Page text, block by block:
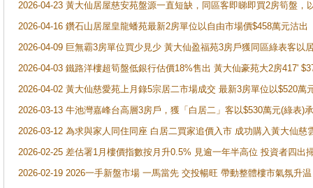
2026-04-23 黃大仙居屋慈安苑盤源一直短缺，同區客即睇即買2房筍盤，
2026-04-16 鑽石山居屋皇龍蟠苑最新2房單位以自由市場價$458萬元沽出
2026-04-09 巨無霸3房單位買少見少 黃大仙盈福苑3房戶獲同區綠表客以
2026-04-03 鐵路洋樓超筍盤低銀行估價18%售出 黃大仙豪苑大2房417'
2026-04-02 黃大仙慈愛苑上月錄5宗居二市場成交 最新3房單位以$520萬
2026-03-13 牛池灣嘉峰台高層3房戶，獲「白居二」客以$530萬元(綠表)
2026-03-12 為求與家人同住同座 白居二買家追價入市 成功購入黃大仙
2026-02-25 差估署1月樓價指數按月升0.5% 見逾一年半高位 投資者四
2026-02-19 2026一手新盤市場 一馬當先 交投暢旺 帶動整體樓市氣氛升